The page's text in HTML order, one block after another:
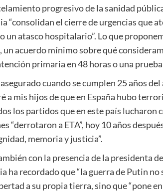
progresivo de la sanidad
“consolidan el cierre de urgencias que
un atasco hospitalario”. Lo que
un acuerdo mínimo sobre qué
primaria en 48 horas o una
cuando se cumplen 25 años
a mis hijos de que en España hubo
los partidos que en este país lucharon
“derrotaron a ETA”, hoy 10 años
memoria y justicia”.
con la presencia de la presidenta
ha recordado que “la guerra de Putin
a su propia tierra, sino que “pone